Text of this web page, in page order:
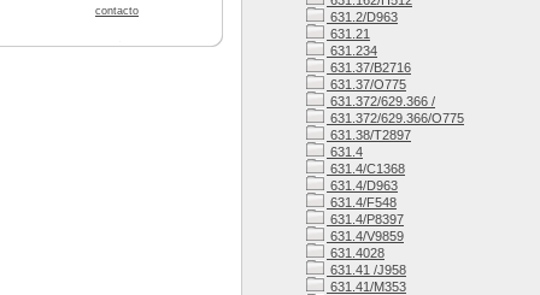
631.2/D963
631.21
631.234
631.37/B2716
631.37/O775
631.372/629.366 /
631.372/629.366/O775
631.38/T2897
631.4
631.4/C1368
631.4/D963
631.4/F548
631.4/P8397
631.4/V9859
631.4028
631.41 /J958
631.41/M353
contacto